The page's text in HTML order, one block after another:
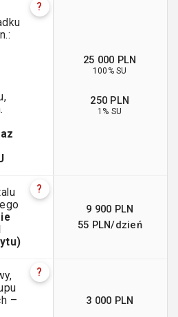
?
25 000 PLN
100% SU
250 PLN
1% SU
?
9 900 PLN
55 PLN/dzień
–
?
3 000 PLN